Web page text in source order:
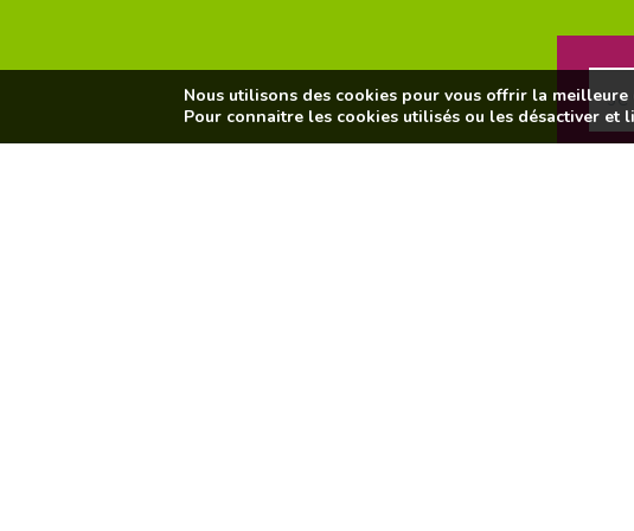
Nous utilisons des cookies pour vous offrir la
Pour connaitre les cookies utilisés ou les désactiver